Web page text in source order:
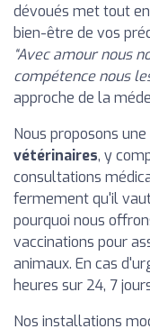
dévoués met tout
bien-être de vos
“Avec amour nous
compétence nous
approche de la
Nous proposons
vétérinaires, y
consultations
fermement qu'il
pourquoi nous
vaccinations pour
animaux. En cas
heures sur 24, 7
Nos installations